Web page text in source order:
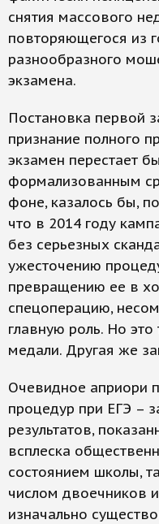
снятия массового
повторяющегося из
разнообразного
экзамена.
Постановка первой
признание полного
экзамен перестает
формализованным
фоне, казалось бы,
что в 2014 году
без серьезных
ужесточению
превращению ее в
спецоперацию,
главную роль. Но
медали. Другая же
Очевидное априори
процедур при ЕГЭ –
результатов,
всплеска
состоянием школы,
числом двоечников
изначально